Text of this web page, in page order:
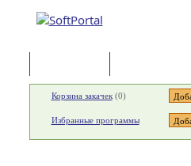
Корзина закачек(0)
Избранные программы